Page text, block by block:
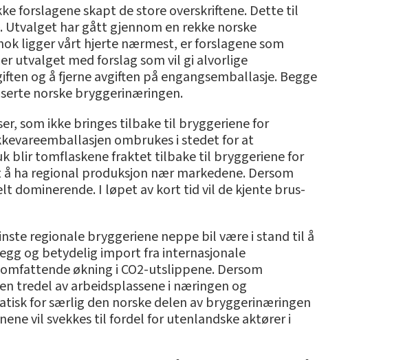
forslagene skapt de store overskriftene. Dette til
har gått gjennom en rekke norske
ligger vårt hjerte nærmest, er forslagene som
utvalget med forslag som vil gi alvorlige
og å fjerne avgiften på engangsemballasje. Begge
norske bryggerinæringen.
som ikke bringes tilbake til bryggeriene for
ombrukes i stedet for at
blir tomflaskene fraktet tilbake til bryggeriene for
ha regional produksjon nær markedene. Dersom
dominerende. I løpet av kort tid vil de kjente brus-
regionale bryggeriene neppe bil være i stand til å
og betydelig import fra internasjonale
økning i CO2-utslippene. Dersom
tredel av arbeidsplassene i næringen og
for særlig den norske delen av bryggerinæringen
vil svekkes til fordel for utenlandske aktører i